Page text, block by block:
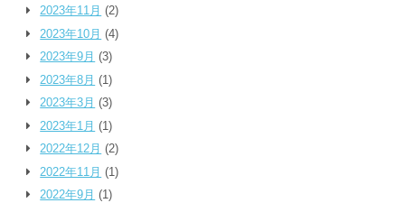
2023年11月 (2)
2023年10月 (4)
2023年9月 (3)
2023年8月 (1)
2023年3月 (3)
2023年1月 (1)
2022年12月 (2)
2022年11月 (1)
2022年9月 (1)